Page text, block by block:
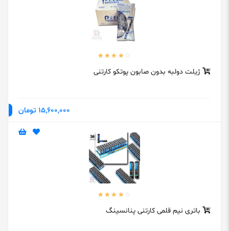
ژیلت دولبه بدون صابون پوتکو کارتنی
15,600,000 تومان
باتری نیم قلمی کارتنی پنانسینگ